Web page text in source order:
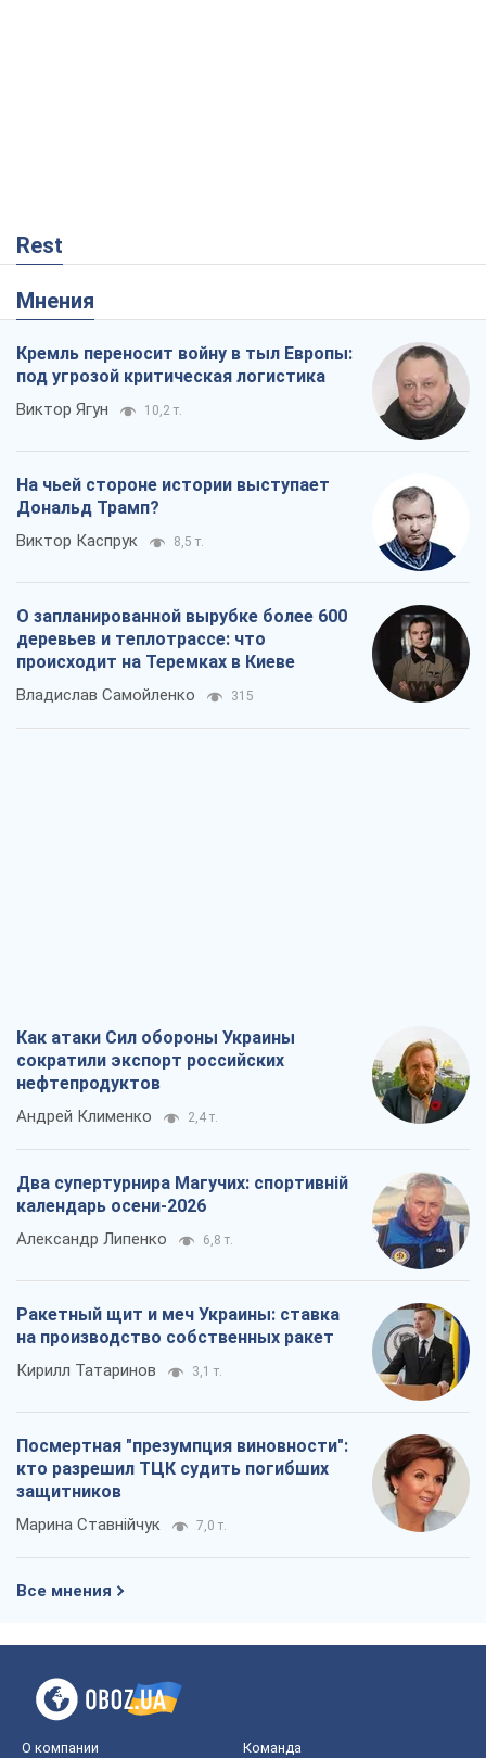
Rest
Мнения
Кремль переносит войну в тыл Европы:
под угрозой критическая логистика
Виктор Ягун 10,2 т.
На чьей стороне истории выступает
Дональд Трамп?
Виктор Каспрук 8,5 т.
О запланированной вырубке более 600
деревьев и теплотрассе: что
происходит на Теремках в Киеве
Владислав Самойленко 315
Как атаки Сил обороны Украины
сократили экспорт российских
нефтепродуктов
Андрей Клименко 2,4 т.
Два супертурнира Магучих: спортивній
календарь осени-2026
Александр Липенко 6,8 т.
Ракетный щит и меч Украины: ставка
на производство собственных ракет
Кирилл Татаринов 3,1 т.
Посмертная "презумпция виновности":
кто разрешил ТЦК судить погибших
защитников
Марина Ставнійчук 7,0 т.
Все мнения
О компании Команда